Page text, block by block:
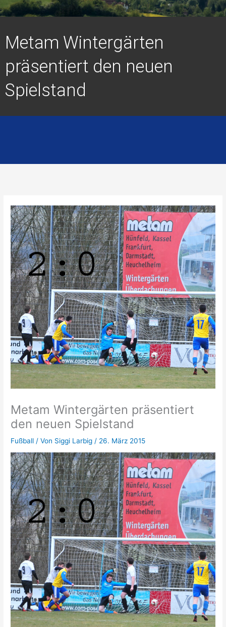
Metam Wintergärten
präsentiert den neuen
Spielstand
Metam Wintergärten präsentiert
den neuen Spielstand
Fußball / Von Siggi Larbig / 26. März 2015